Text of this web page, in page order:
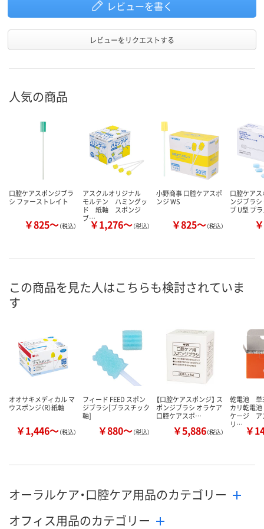
レビューを書く
レビューをリクエストする
人気の商品
口腔ケアスポンジブラ
シ ファーストレイト
￥825～（税込）
アスクルオリジナル
モルテン ハミングッ
ド 紙軸 スポンジ
ブ…￥1,276～（税込）
小野商事 口腔ケアスポ
ンジ WS
￥825～（税込）
口腔ケア
ンジブラ
ブ U型 プ
この商品を見た人はこちらも検討されていま
す
オオサキメディカル マ
ウスポンジ（R）紙軸
￥1,446～（税込）
フィード FEED スポン
ジブラシ[プラスチック
軸]
￥880～（税込）
【口腔ケアスポンジ】 ス
ポンジブラシ オラケア
口腔ケアスポ…
￥5,886（税込）
乾電池
カリ乾電
ケージ ア
リ… ￥
オーラルケア・口腔ケア用品のカテゴリー
オフィス用品のカテゴリー